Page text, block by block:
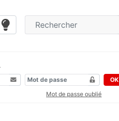
OK
Mot de passe oublié